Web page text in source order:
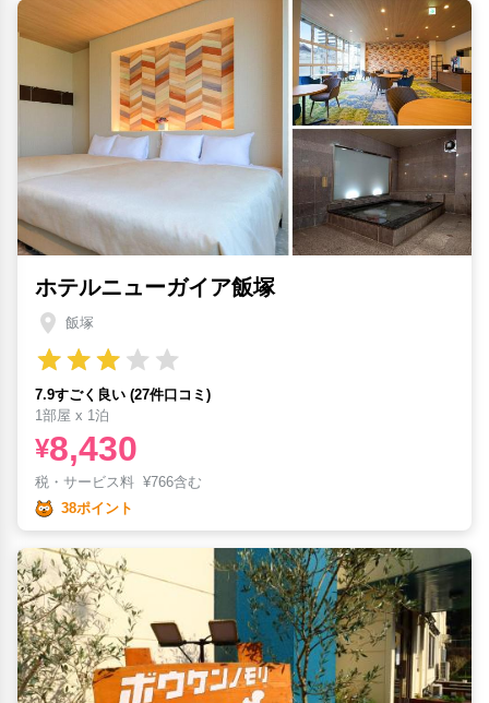
ホテルニューガイア飯塚
飯塚
7.9すごく良い (27件口コミ)
1部屋 x 1泊
¥8,430
税・サービス料 ¥766含む
38ポイント